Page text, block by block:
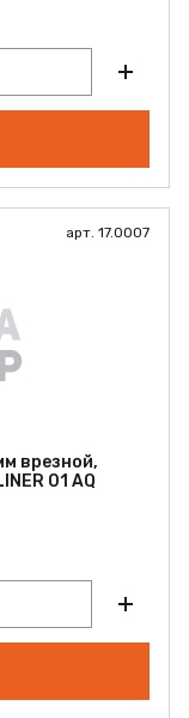
арт. 17.0007
врезной,
01 AQ